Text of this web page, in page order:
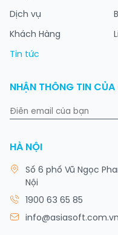
Dịch vụ
Khách Hàng
Tin tức
NHẬN THÔNG TIN CỦA
HÀ NỘI
Số 6 phố Vũ Ngọc
Nội
1900 63 65 85
info@asiasoft.com.vn